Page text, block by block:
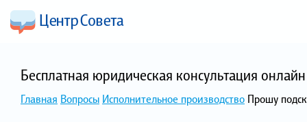
Бесплатная юридическая консультация
Главная Вопросы Исполнительное производство Прошу